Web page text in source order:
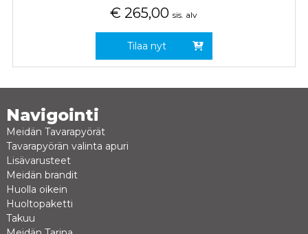
€ 265,00 sis. alv
Tilaa nyt
Navigointi
Meidän Tavarapyörät
Tavarapyörän valinta apuri
Lisävarusteet
Meidän brandit
Huolla oikein
Huoltopaketti
Takuu